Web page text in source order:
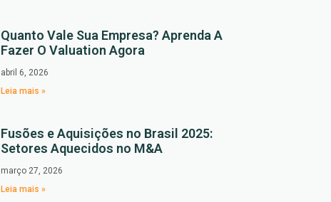
Quanto Vale Sua Empresa? Aprenda A
Fazer O Valuation Agora
abril 6, 2026
Leia mais »
Fusões e Aquisições no Brasil 2025:
Setores Aquecidos no M&A
março 27, 2026
Leia mais »